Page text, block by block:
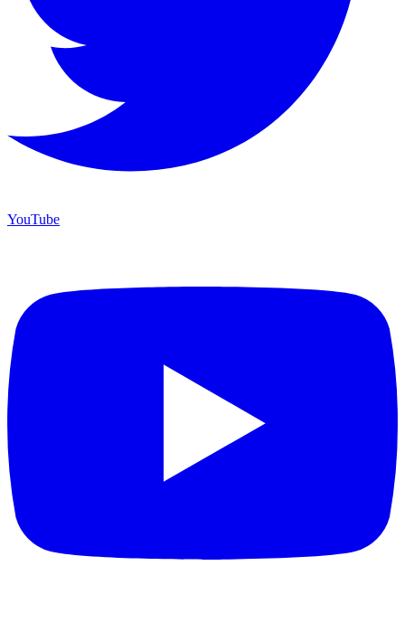
YouTube